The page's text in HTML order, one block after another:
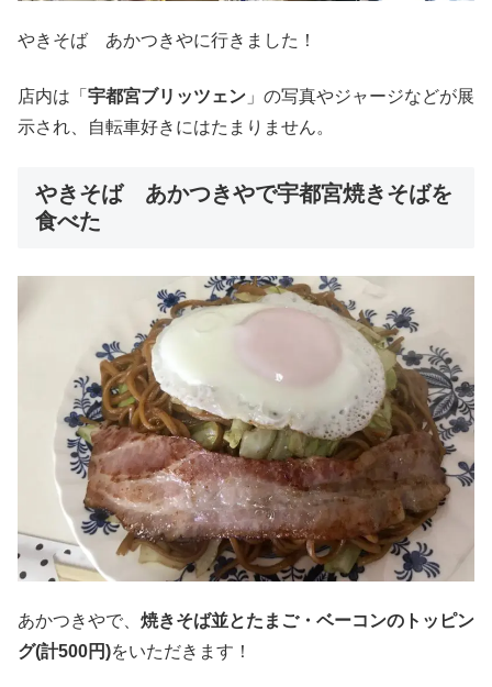
やきそば あかつきやに行きました！
店内は「 宇都宮ブリッツェン 」の写真やジャージなどが展
示され、自転車好きにはたまりません。
やきそば あかつきやで宇都宮焼きそばを
食べた
あかつきやで、 焼きそば並とたまご・ベーコンのトッピン
グ(計500円)をいただきます！